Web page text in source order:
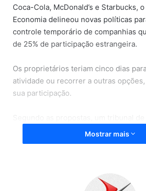
Coca-Cola, McDonald’s e Starbucks,
Economia delineou novas políticas
controle temporário de companhias
de 25% de participação estrangeira.
Os proprietários teriam cinco dias
atividade ou recorrer a outras
sua participação.
analisaria pedidos de membros do
para trazer “gerentes externos”.
estrangeiras como parte de um
Mostrar mais